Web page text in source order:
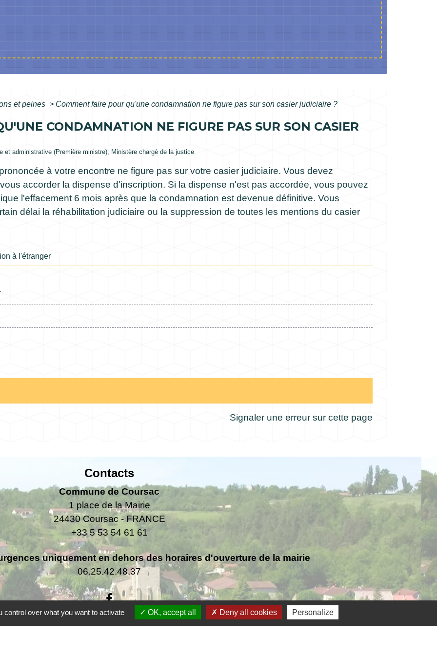
et peines > Comment faire pour qu'une condamnation ne figure pas sur son casier judiciaire ?
CONDAMNATION NE FIGURE PAS SUR SON CASIER
et administrative (Première ministre), Ministère chargé de la justice
à votre encontre ne figure pas sur votre casier judiciaire. Vous devez
accorder la dispense d'inscription. Si la dispense n'est pas accordée, vous pouvez
l'effacement 6 mois après que la condamnation est devenue définitive. Vous
délai la réhabilitation judiciaire ou la suppression de toutes les mentions du casier
à l'étranger
Signaler une erreur sur cette page
Contacts
Commune de Coursac
1 place de la Mairie
24430 Coursac - FRANCE
+33 5 53 54 61 61
uniquement en dehors des horaires d'ouverture de la mairie
06.25.42.48.37
over what you want to activate OK, accept all Deny all cookies Personalize